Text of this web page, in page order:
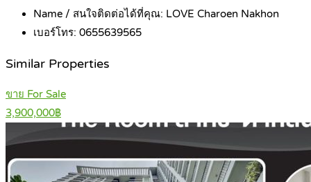
Name / สนใจติดต่อได้ที่คุณ: LOVE Charoen Nakhon
เบอร์โทร: 0655639565
Similar Properties
ขาย For Sale
3,900,000฿